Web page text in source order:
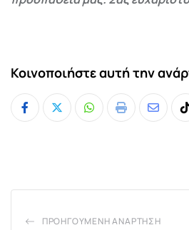
Κοινοποιήστε αυτή την
Whatsapp
Print
Share
ΠΡΟΗΓΟΎΜΕΝΗ ΑΝΆΡΤΗΣΗ